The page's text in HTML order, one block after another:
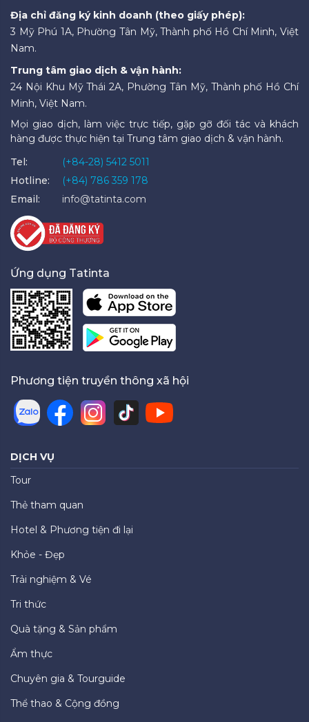
Địa chỉ đăng ký kinh doanh (theo giấy phép):
3 Mỹ Phú 1A, Phường Tân Mỹ, Thành phố Hồ Chí Minh, Việt
Nam.
Trung tâm giao dịch & vận hành:
24 Nội Khu Mỹ Thái 2A, Phường Tân Mỹ, Thành phố Hồ Chí
Minh, Việt Nam.
Mọi giao dịch, làm việc trực tiếp, gặp gỡ đối tác và khách
hàng được thực hiện tại Trung tâm giao dịch & vận hành.
Tel:
(+84-28) 5412 5011
Hotline:
(+84) 786 359 178
Email:
info@tatinta.com
Ứng dụng Tatinta
Phương tiện truyền thông xã hội
DỊCH VỤ
Tour
Thẻ tham quan
Hotel & Phương tiện đi lại
Khỏe - Đẹp
Trải nghiệm & Vé
Tri thức
Quà tặng & Sản phẩm
Ẩm thực
Chuyên gia & Tourguide
Thể thao & Cộng đồng